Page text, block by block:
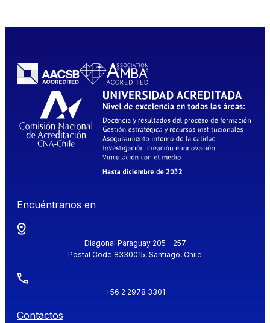
Encuéntranos en
Diagonal Paraguay 205 - 257
Postal Code 8330015, Santiago, Chile
+56 2 2978 3301
Contactos